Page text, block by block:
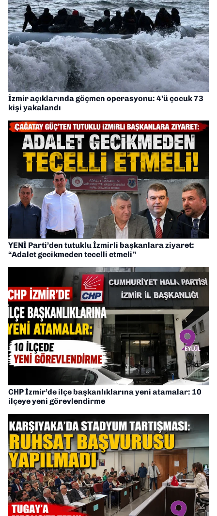
İzmir açıklarında göçmen operasyonu: 4’ü çocuk 73
kişi yakalandı
YENİ Parti’den tutuklu İzmirli başkanlara ziyaret:
“Adalet gecikmeden tecelli etmeli”
CHP İzmir’de ilçe başkanlıklarına yeni atamalar: 10
ilçeye yeni görevlendirme